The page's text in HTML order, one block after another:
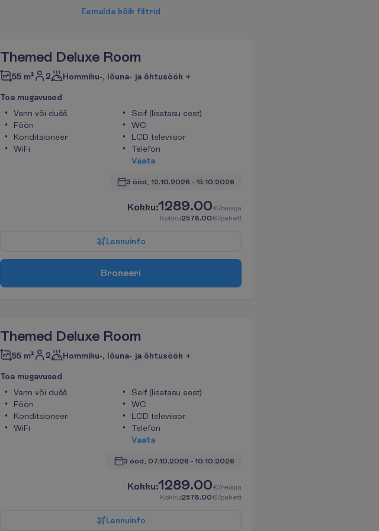
Eemalda kõik filtrid
Themed Deluxe Room
55 m² 2 Hommiku-, lõuna- ja õhtusöök +
Toa mugavused
Vann või dušš
Föön
Konditsioneer
WiFi
Seif (lisatasu eest)
WC
LCD televiisor
Telefon
Vaata
3 ööd, 12.10.2026 - 15.10.2026
Kokku:1289.00€/reisija
Kokku2578.00€/pakett
Lennuinfo
Broneeri
Themed Deluxe Room
55 m² 2 Hommiku-, lõuna- ja õhtusöök +
Toa mugavused
Vann või dušš
Föön
Konditsioneer
WiFi
Seif (lisatasu eest)
WC
LCD televiisor
Telefon
Vaata
3 ööd, 07.10.2026 - 10.10.2026
Kokku:1289.00€/reisija
Kokku2578.00€/pakett
Lennuinfo